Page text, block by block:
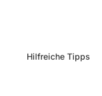
Hilfreiche Tipps